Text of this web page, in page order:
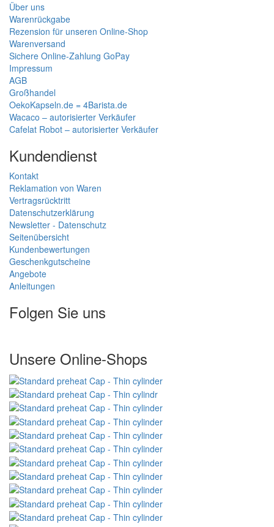
Über uns
Warenrückgabe
Rezension für unseren Online-Shop
Warenversand
Sichere Online-Zahlung GoPay
Impressum
AGB
Großhandel
OekoKapseln.de = 4Barista.de
Wacaco – autorisierter Verkäufer
Cafelat Robot – autorisierter Verkäufer
Kundendienst
Kontakt
Reklamation von Waren
Vertragsrücktritt
Datenschutzerklärung
Newsletter - Datenschutz
Seitenübersicht
Kundenbewertungen
Geschenkgutscheine
Angebote
Anleitungen
Folgen Sie uns
Unsere Online-Shops